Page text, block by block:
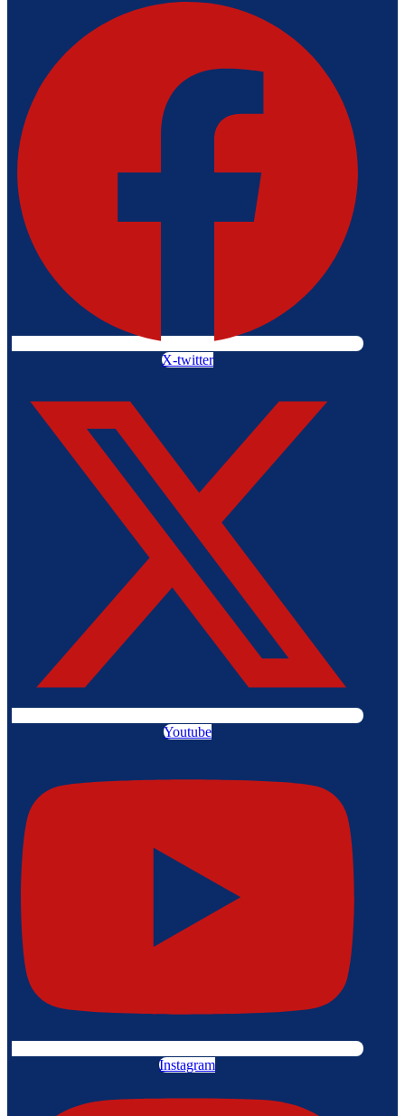
X-twitter
Youtube
Instagram